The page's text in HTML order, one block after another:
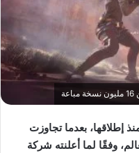
إطلاقها، بعدما تجاوزت
حول العالم، وفقًا لما أعلنته شركة